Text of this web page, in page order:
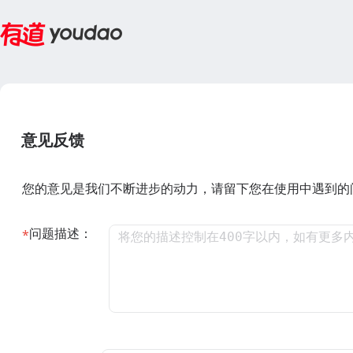
意见反馈
您的意见是我们不断进步的动力，请留下您在使用中遇到
问题描述：